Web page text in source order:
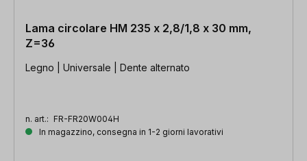
Lama circolare HM 235 x 2,8/1,8 x 30 mm,
Z=36
Legno | Universale | Dente alternato
n. art.: FR-FR20W004H
In magazzino, consegna in 1-2 giorni lavorativi